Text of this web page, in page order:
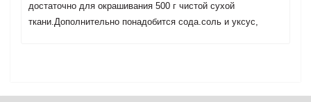
достаточно для окрашивания 500 г чистой сухой
ткани.Дополнительно понадобится сода.соль и уксус,